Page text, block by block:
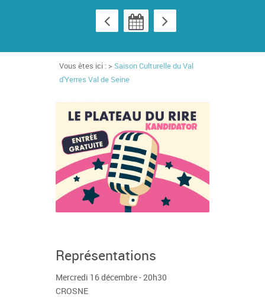
Vous êtes ici : > Saison Culturelle du Val
d'Yerres Val de Seine
Représentations
Mercredi 16 décembre - 20h30
CROSNE